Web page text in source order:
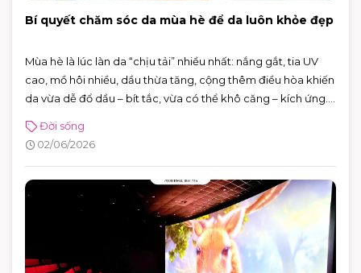
Bí quyết chăm sóc da mùa hè để da luôn khỏe đẹp
Mùa hè là lúc làn da “chịu tải” nhiều nhất: nắng gắt, tia UV
cao, mồ hôi nhiều, dầu thừa tăng, cộng thêm điều hòa khiến
da vừa dễ đổ dầu – bít tắc, vừa có thể khô căng – kích ứng.
đúng vài nguyên tắc: làm sạch vừa đủ, dưỡng ẩm nhẹ,
chống nắng đúng cách và xử lý mồ hôi thông minh, da sẽ dễ
Đời sống
02/06/2026